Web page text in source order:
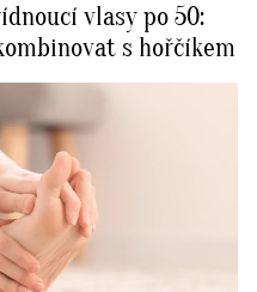
vlasy po 50:
s hořčíkem